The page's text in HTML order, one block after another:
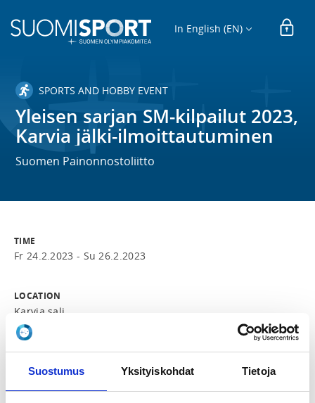
Suostumus Yksityiskohdat Tietoja
In English (EN)
SPORTS AND HOBBY EVENT
Yleisen sarjan SM-kilpailut 2023,
Karvia jälki-ilmoittautuminen
Suomen Painonnostoliitto
TIME
Fr 24.2.2023 - Su 26.2.2023
LOCATION
Karvia sali
Tyyni Tuulion katu 12, 39930 Karvia, Finland
View map
Karvia